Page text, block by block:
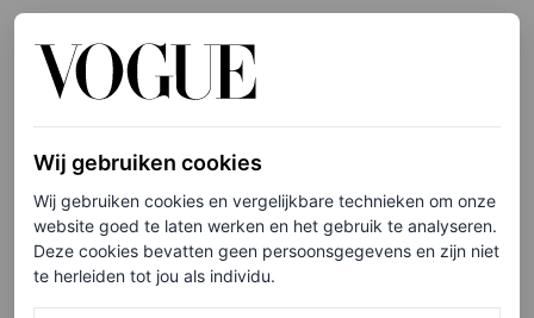
LEES OOK
De astrologie achter de relatie van Kourtney
Gevoelig voor burn-outs
Millennials zijn extra gevoelig voor burn-outs en kampen
Wij gebruiken cookies
Wij gebruiken cookies en vergelijkbare technieken om onze
website goed te laten werken en het gebruik te analyseren.
Deze cookies bevatten geen persoonsgegevens en zijn niet
te herleiden tot jou als individu.